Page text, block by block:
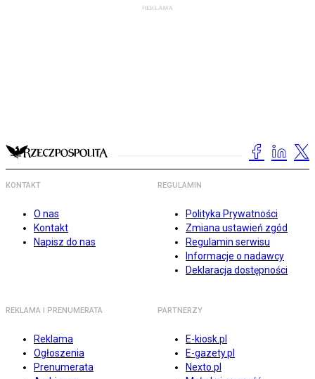
KONTAKT
O nas
Kontakt
Napisz do nas
REGULAMIN
Polityka Prywatności
Zmiana ustawień zgód
Regulamin serwisu
Informacje o nadawcy
Deklaracja dostępności
REKLAMA I PRENUMERATA
Reklama
Ogłoszenia
Prenumerata
PARTNERZY
E-kiosk.pl
E-gazety.pl
Nexto.pl